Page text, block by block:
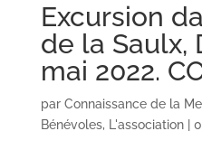
Excursion
de la Saulx,
mai 2022.
par Connaissance de la
Bénévoles, L'association|